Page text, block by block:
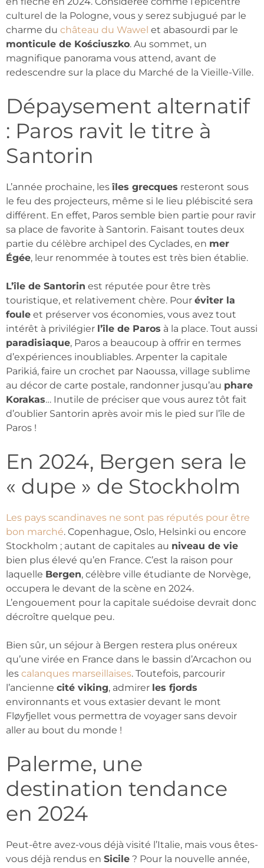
culturel de la Pologne, vous y serez subjugué par le
charme du château du Wawel et abasourdi par le
monticule de Kościuszko. Au sommet, un
magnifique panorama vous attend, avant de
redescendre sur la place du Marché de la Vieille-Ville.
Dépaysement alternatif
: Paros ravit le titre à
Santorin
L’année prochaine, les îles grecques resteront sous
le feu des projecteurs, même si le lieu plébiscité sera
différent. En effet, Paros semble bien partie pour ravir
sa place de favorite à Santorin. Faisant toutes deux
partie du célèbre archipel des Cyclades, en mer
Égée, leur renommée à toutes est très bien établie.
L’île de Santorin est réputée pour être très
touristique, et relativement chère. Pour éviter la
foule et préserver vos économies, vous avez tout
intérêt à privilégier l’île de Paros à la place. Tout aussi
paradisiaque, Paros a beaucoup à offrir en termes
d’expériences inoubliables. Arpenter la capitale
Parikiá, faire un crochet par Naoussa, village sublime
au décor de carte postale, randonner jusqu’au phare
Korakas… Inutile de préciser que vous aurez tôt fait
d’oublier Santorin après avoir mis le pied sur l’île de
Paros !
En 2024, Bergen sera le
« dupe » de Stockholm
Les pays scandinaves ne sont pas réputés pour être
bon marché. Copenhague, Oslo, Helsinki ou encore
Stockholm ; autant de capitales au niveau de vie
bien plus élevé qu’en France. C’est la raison pour
laquelle Bergen, célèbre ville étudiante de Norvège,
occupera le devant de la scène en 2024.
L’engouement pour la capitale suédoise devrait donc
décroître quelque peu.
Bien sûr, un séjour à Bergen restera plus onéreux
qu’une virée en France dans le bassin d’Arcachon ou
les calanques marseillaises. Toutefois, parcourir
l’ancienne cité viking, admirer les fjords
environnants et vous extasier devant le mont
Fløyfjellet vous permettra de voyager sans devoir
aller au bout du monde !
Palerme, une
destination tendance
en 2024
Peut-être avez-vous déjà visité l’Italie, mais vous êtes-
vous déjà rendus en Sicile ? Pour la nouvelle année,